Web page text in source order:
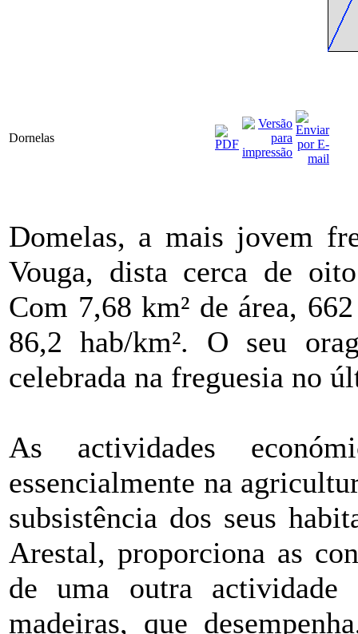
Dornelas
Domelas, a mais jovem
Vouga, dista cerca de
Com 7,68 km² de área,
86,2 hab/km². O seu
celebrada na freguesia no
As actividades
essencialmente na
subsistência dos seus
Arestal, proporciona as
de uma outra actividade
madeiras, que